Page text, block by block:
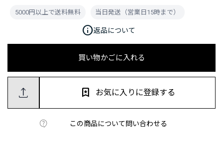
買い物かごに入れる
この商品について問い合わせる
お気に入りに登録する
5000円以上で送料無料 当日発送（営業日15時まで）
info返品について